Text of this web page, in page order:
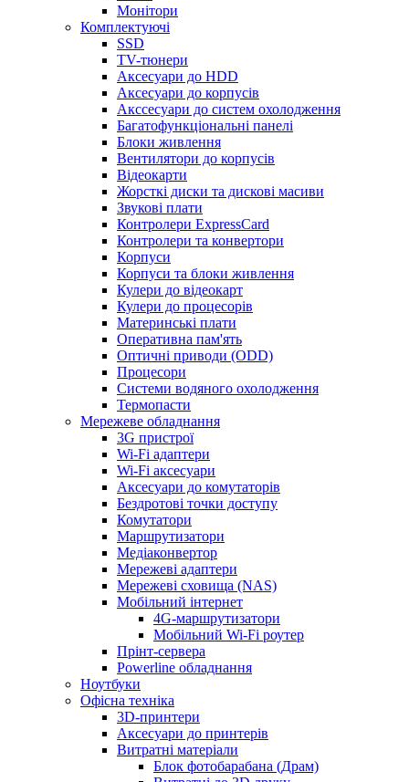
Монітори
Комплектуючi
SSD
TV-тюнери
Аксесуари до HDD
Аксесуари до корпусів
Акссесуари до систем охолодження
Багатофункціональні панелі
Блоки живлення
Вентилятори до корпусів
Відеокарти
Жорсткі диски та дискові масиви
Звукові плати
Контролери ExpressCard
Контролери та конвертори
Корпуси
Корпуси та блоки живлення
Кулери до відеокарт
Кулери до процесорів
Материнські плати
Оперативна пам'ять
Оптичні приводи (ODD)
Процесори
Системи водяного охолодження
Термопасти
Мережеве обладнання
3G пристрої
Wi-Fi адаптери
Wi-Fi аксесуари
Аксесуари до комутаторів
Бездротові точки доступу
Комутатори
Маршрутизатори
Медіаконвертор
Мережеві адаптери
Мережеві сховища (NAS)
Мобільний інтернет
4G-маршрутизатори
Мобільний Wi-Fi роутер
Прінт-сервера
Рowerline обладнання
Ноутбуки
Офісна техніка
3D-принтери
Аксесуари до принтерів
Витратні матеріали
Блок фотобарабана (Драм)